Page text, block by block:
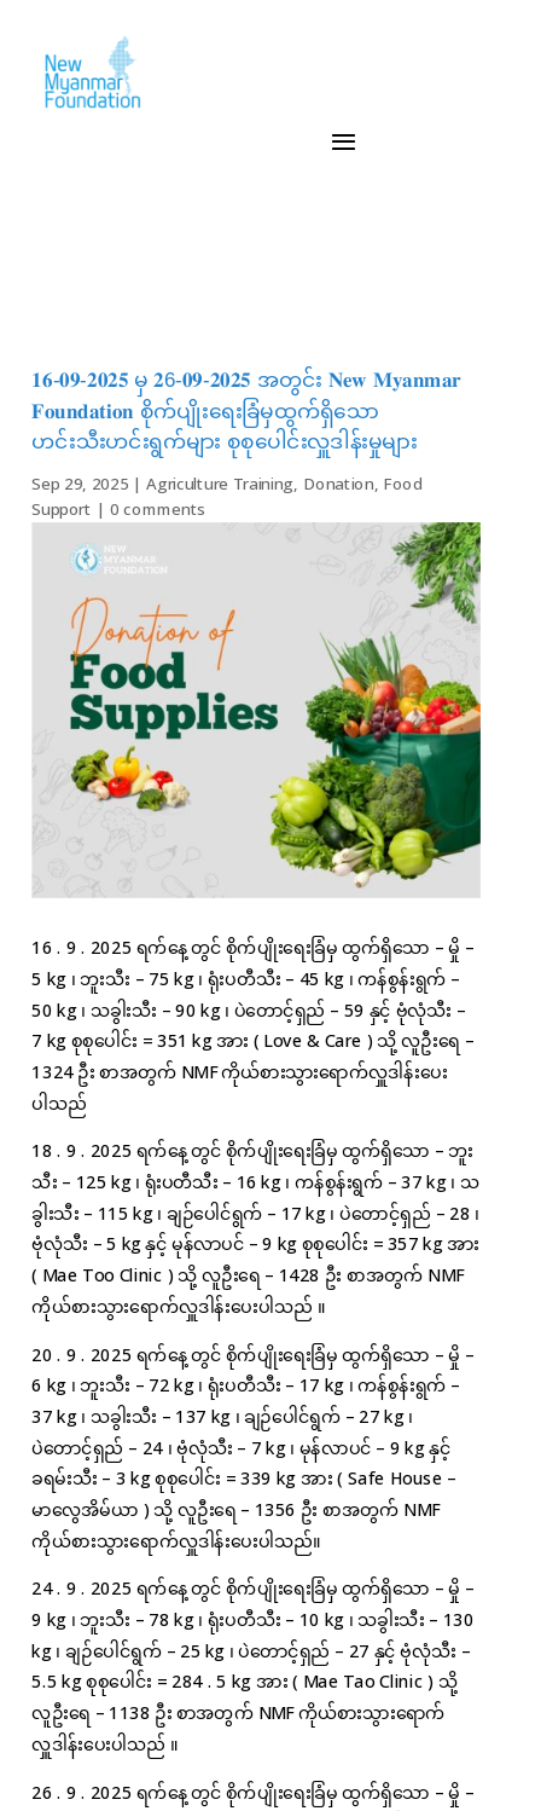
𝟏𝟔-𝟎𝟗-𝟐𝟎𝟐𝟓 မှ 𝟐6-𝟎𝟗-𝟐𝟎𝟐𝟓 အတွင်း 𝐍𝐞𝐰 𝐌𝐲𝐚𝐧𝐦𝐚𝐫
𝐅𝐨𝐮𝐧𝐝𝐚𝐭𝐢𝐨𝐧 စိုက်ပျိုးရေးခြံမှထွက်ရှိသော
ဟင်းသီးဟင်းရွက်များ စုစုပေါင်းလှူဒါန်းမှုများ
Sep 29, 2025|Agriculture Training, Donation, Food
Support | 0 comments
16 . 9 . 2025 ရက်နေ့တွင် စိုက်ပျိုးရေးခြံမှ ထွက်ရှိသော – မှို –
5 kg ၊ ဘူးသီး – 75 kg ၊ ရုံးပတီသီး – 45 kg ၊ ကန်စွန်းရွက် –
50 kg ၊ သခွါးသီး – 90 kg ၊ ပဲတောင့်ရှည် – 59 နှင့် ဗုံလုံသီး –
7 kg စုစုပေါင်း = 351 kg အား ( Love & Care ) သို့ လူဦးရေ –
1324 ဦး စာအတွက် NMF ကိုယ်စားသွားရောက်လှူဒါန်းပေး
ပါသည်
18 . 9 . 2025 ရက်နေ့တွင် စိုက်ပျိုးရေးခြံမှ ထွက်ရှိသော – ဘူး
သီး – 125 kg ၊ ရုံးပတီသီး – 16 kg ၊ ကန်စွန်းရွက် – 37 kg ၊ သ
ခွါးသီး – 115 kg ၊ ချဉ်ပေါင်ရွက် – 17 kg ၊ ပဲတောင့်ရှည် – 28 ၊
ဗုံလုံသီး – 5 kg နှင့် မုန်လာပင် – 9 kg စုစုပေါင်း = 357 kg အား
( Mae Too Clinic ) သို့ လူဦးရေ – 1428 ဦး စာအတွက် NMF
ကိုယ်စားသွားရောက်လှူဒါန်းပေးပါသည် ။
20 . 9 . 2025 ရက်နေ့တွင် စိုက်ပျိုးရေးခြံမှ ထွက်ရှိသော – မှို –
6 kg ၊ ဘူးသီး – 72 kg ၊ ရုံးပတီသီး – 17 kg ၊ ကန်စွန်းရွက် –
37 kg ၊ သခွါးသီး – 137 kg ၊ ချဉ်ပေါင်ရွက် – 27 kg ၊
ပဲတောင့်ရှည် – 24 ၊ ဗုံလုံသီး – 7 kg ၊ မုန်လာပင် – 9 kg နှင့်
ခရမ်းသီး – 3 kg စုစုပေါင်း = 339 kg အား ( Safe House –
မာလွေအိမ်ယာ ) သို့ လူဦးရေ – 1356 ဦး စာအတွက် NMF
ကိုယ်စားသွားရောက်လှူဒါန်းပေးပါသည်။
24 . 9 . 2025 ရက်နေ့တွင် စိုက်ပျိုးရေးခြံမှ ထွက်ရှိသော – မှို –
9 kg ၊ ဘူးသီး – 78 kg ၊ ရုံးပတီသီး – 10 kg ၊ သခွါးသီး – 130
kg ၊ ချဉ်ပေါင်ရွက် – 25 kg ၊ ပဲတောင့်ရှည် – 27 နှင့် ဗုံလုံသီး –
5.5 kg စုစုပေါင်း = 284 . 5 kg အား ( Mae Tao Clinic ) သို့
လူဦးရေ – 1138 ဦး စာအတွက် NMF ကိုယ်စားသွားရောက်
လှူဒါန်းပေးပါသည် ။
26 . 9 . 2025 ရက်နေ့တွင် စိုက်ပျိုးရေးခြံမှ ထွက်ရှိသော – မှို –